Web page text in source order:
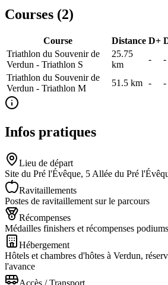
Courses (2)
Course Distance D+
Triathlon du Souvenir de
Verdun - Triathlon S
25.75
km
- -
Triathlon du Souvenir de
Verdun - Triathlon M
51.5 km - -
Infos pratiques
Lieu de départ
Site du Pré l'Évêque, 5 Allée du Pré
Ravitaillements
Postes de ravitaillement sur le parcours
Récompenses
Médailles finishers et récompenses podiums
Hébergement
Hôtels et chambres d'hôtes à Verdun,
l'avance